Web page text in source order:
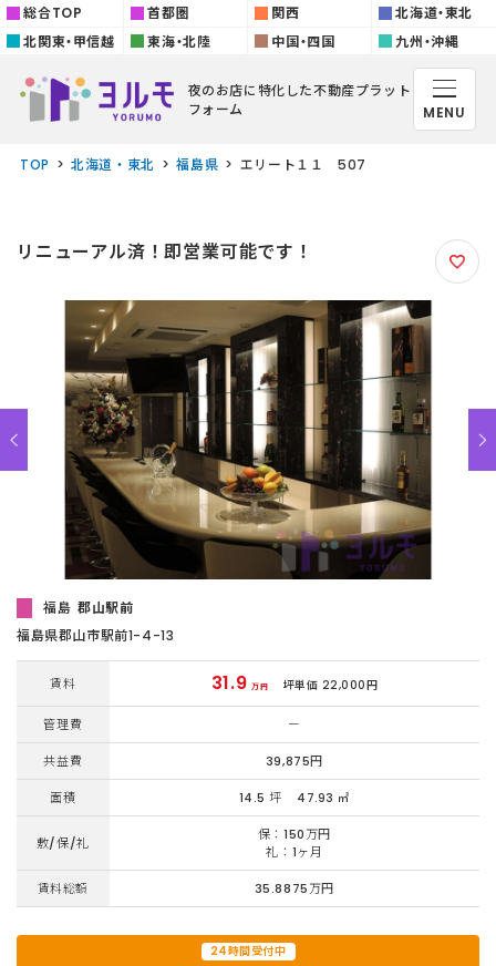
総合TOP 首都圏 関西
北海道・東北
北関東・甲信越
東海・北陸 中国・四国 九州・沖縄
夜のお店に特化した不動産プラット
フォーム
MENU
TOP 北海道・東北 福島県 エリート１１ 507
リニューアル済！即営業可能です！
福島 郡山駅前
福島県郡山市駅前1-4-13
賃料 31.9 万円 坪単価 22,000円
管理費 ー
共益費 39,875円
面積 14.5 坪 47.93 ㎡
敷/保/礼
保：150万円
礼：1ヶ月
賃料総額 35.8875万円
24時間受付中